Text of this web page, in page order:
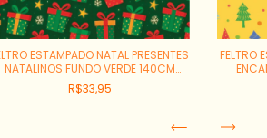
ESTAMPADO NATAL PRESENTES
NATALINOS FUNDO VERDE 140CM
REF:00519
R$33,95
FELTRO